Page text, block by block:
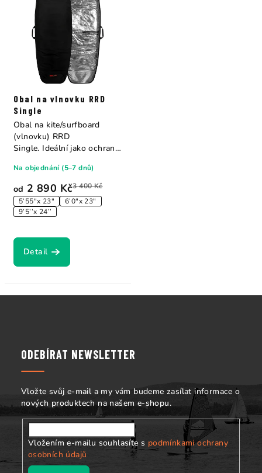
Obal na vlnovku RRD
Single
od 2 890 Kč3 400 Kč
5’55″x 23″
6’0″x 23″
9’5’’x 24’’
Na objednání (5–7 dnů)
Detail
Obal na kite/surfboard
(vlnovku) RRD
Single. Ideální jako ochrana,
ODEBÍRAT NEWSLETTER
Vložte svůj e-mail a my vám budeme zasílat informace o
nových produktech na našem e-shopu.
Vložením e-mailu souhlasíte s podmínkami ochrany
osobních údajů